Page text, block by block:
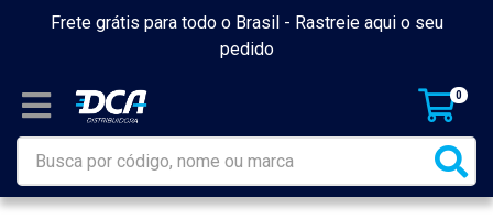
Frete grátis para todo o Brasil - Rastreie aqui o seu
pedido
0